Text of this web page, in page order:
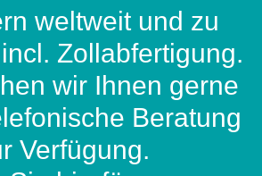
weltweit und zu
Zollabfertigung.
wir Ihnen gerne
Beratung
Verfügung.